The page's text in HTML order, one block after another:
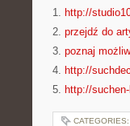
1. http://
2. przejdź do
3. poznaj
4. http://
5. http://
CATEGORIES: